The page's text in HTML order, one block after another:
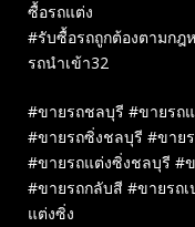
ซื้อรถแต่ง
#รับซื้อรถถูกต้องตามกฎ
รถนำเข้า32
#ขายรถชลบุรี #ขายรถ
#ขายรถซิ่งชลบุรี #ขาย
#ขายรถแต่งซิ่งชลบุรี #
#ขายรถกลับสี #ขายรถ
แต่งซิ่ง